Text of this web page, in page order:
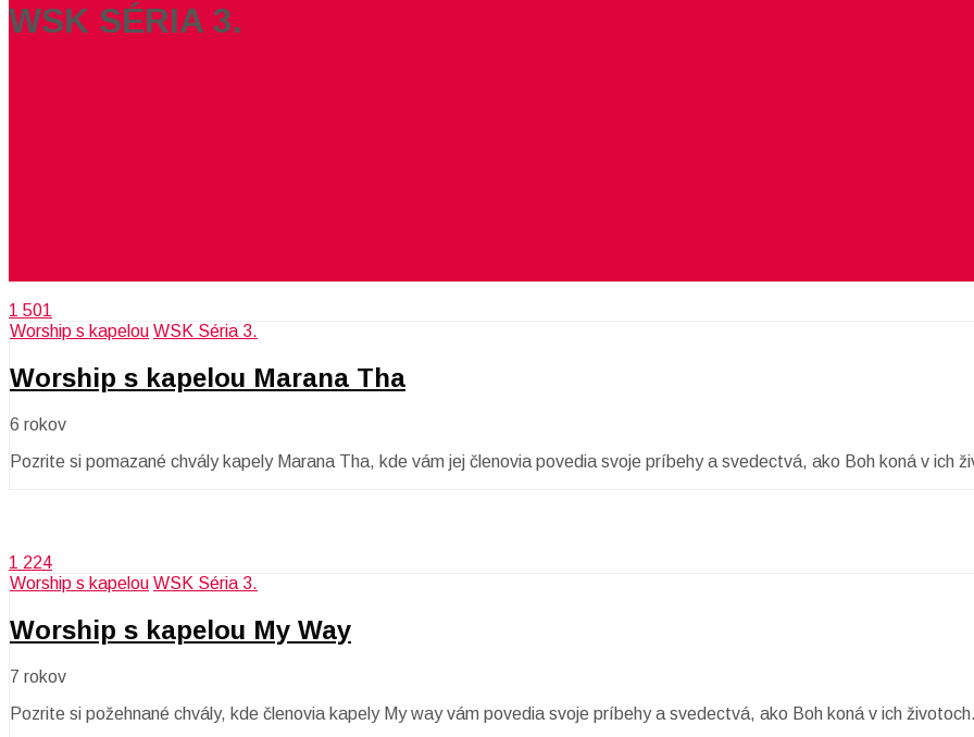
WSK SÉRIA 3.
1 501
Worship s kapelou WSK Séria 3.
Worship s kapelou Marana Tha
6 rokov
Pozrite si pomazané chvály kapely Marana Tha, kde vám jej členovia povedia svoje príbehy a svedectvá, ako Boh koná v ich
1 224
Worship s kapelou WSK Séria 3.
Worship s kapelou My Way
7 rokov
Pozrite si požehnané chvály, kde členovia kapely My way vám povedia svoje príbehy a svedectvá, ako Boh koná v ich životoch.